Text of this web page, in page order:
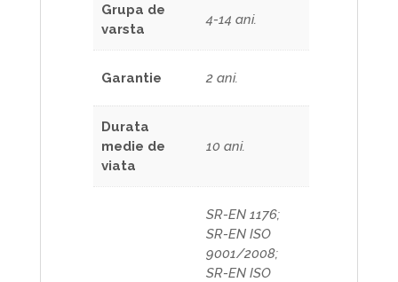
Grupa de
varsta
4-14 ani.
Garantie 2 ani.
Durata
medie de
viata
10 ani.
SR-EN 1176;
SR-EN ISO
9001/2008;
SR-EN ISO